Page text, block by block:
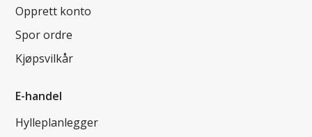
Opprett konto
Spor ordre
Kjøpsvilkår
E-handel
Hylleplanlegger